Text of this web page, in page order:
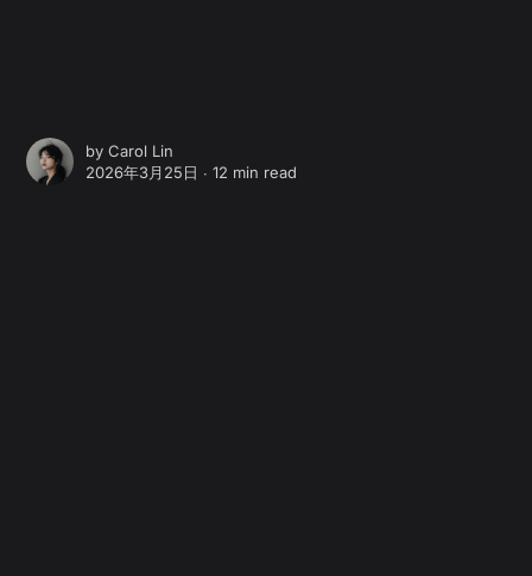
byCarol Lin
2026年3月25日 ∙12 min read